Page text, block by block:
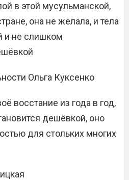
в этой мусульманской,
она не желала, и тела
и не слишком
Ольга Куксенко
восстание из года в год,
дешёвкой, оно
для стольких многих